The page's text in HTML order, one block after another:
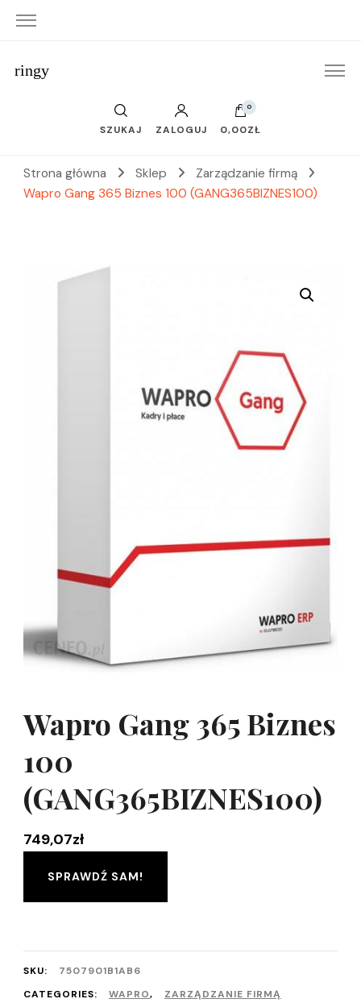
ringy
SZUKAJ ZALOGUJ
0
0,00ZŁ
Strona główna Sklep
Zarządzanie firmą
Wapro Gang 365 Biznes 100 (GANG365BIZNES100)
Wapro Gang 365 Biznes
100
(GANG365BIZNES100)
749,07zł
SPRAWDŹ SAM!
SKU:
7507901B1AB6
CATEGORIES:
WAPRO,
ZARZĄDZANIE FIRMĄ